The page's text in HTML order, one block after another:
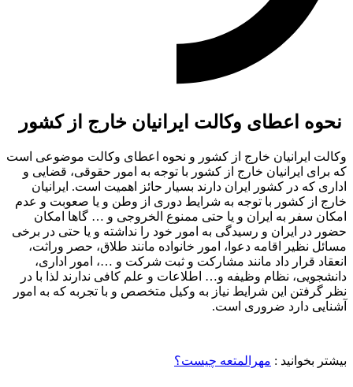
نحوه اعطای وکالت ایرانیان خارج از کشور
وکالت ایرانیان خارج از کشور و نحوه اعطای وکالت موضوعی است
که برای ایرانیان خارج از کشور با توجه به امور حقوقی، قضایی و
اداری که در کشور ایران دارند بسیار حائز اهمیت است. ایرانیان
خارج از کشور با توجه به شرایط دوری از وطن و یا صعوبت و عدم
امکان سفر به ایران و یا حتی ممنوع الخروجی و … گاها امکان
حضور در ایران و رسیدگی به امور خود را نداشته و یا حتی در برخی
مسائل نظیر اقامه دعوا، امور خانواده مانند طلاق، حصر وراثت،
انعقاد قرار داد مانند مشارکت و ثبت شرکت و …، امور اداری،
دانشجویی، نظام وظیفه و… اطلاعات و علم کافی ندارند لذا با در
نظر گرفتن این شرایط نیاز به وکیل متخصص و با تجربه که به امور
آشنایی دارد ضروری است.
بیشتر بخوانید : مهرالمتعه چیست؟